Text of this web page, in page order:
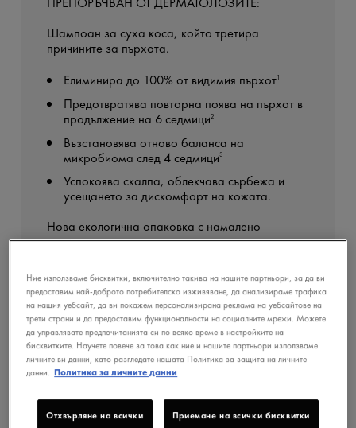
Шампоан за суха коса, който третира
причините за пърхота.
Елиминира до 100% от видимия пърхот1
Предотвратява повторна поява на пърхот в
продължение на 6 седмици2
Възстановява отново баланса на
микробиома след 4 седмици3
Успокоява скалпа, облекчава сърбежа и
усещането за дискомфорт на кожата.
Нова екологична опаковка с намалено
количество на пластмасата:
72% по-малко пластмаса*
*Намалението на пластмасата варира в
зависимост от размера на бутилката за
опаковане.
1Потребителско проучване, проведено с 295
души след 2 седмици редовна употреба –
Италия.
4 седмици употреба и 6 седмици остатъчен
Ние използваме бисквитки, включително такива на нашите партньори, за да ви
предоставим най-доброто потребителско изживяване, да анализираме трафика
на нашия уебсайт, да ви покажем персонализирана реклама на уебсайтове на
трети страни и да предоставим функционалности на социалните мрежи. Можете
да управлявате предпочитанията си по всяко време в настройките на
бисквитките. Научете повече за това как ние и нашите партньори използваме
личните ви данни, като разгледате нашата Политика за защита на личните
данни. Политика за личните данни
Отхвърляне на всички Приемане на всички бисквитки